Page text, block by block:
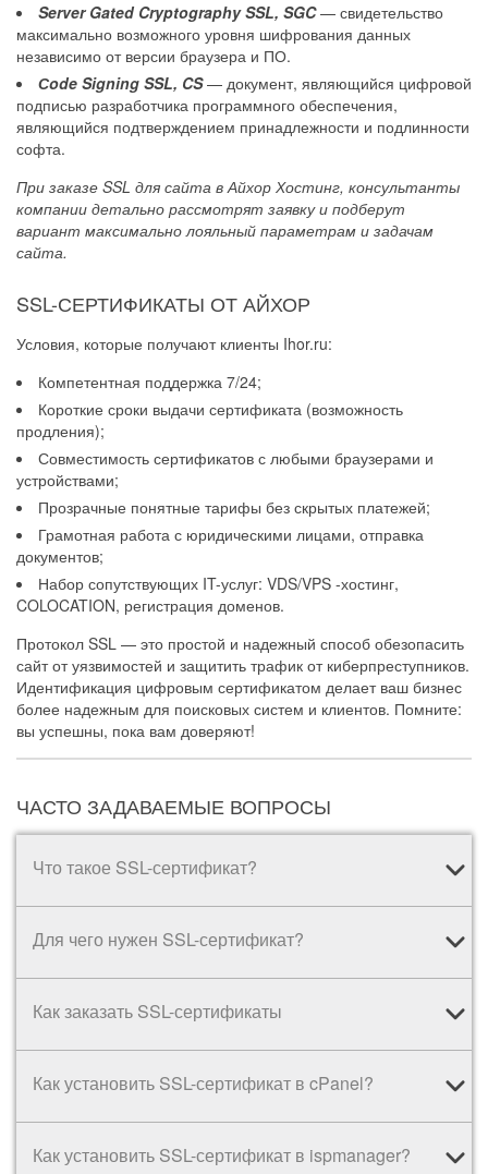
Server Gated Cryptography SSL, SGC— свидетельство
максимально возможного уровня шифрования данных
независимо от версии браузера и ПО.
Сode Signing SSL, CS— документ, являющийся цифровой
подписью разработчика программного обеспечения,
являющийся подтверждением принадлежности и подлинности
софта.
При заказе SSL для сайта в Айхор Хостинг, консультанты
компании детально рассмотрят заявку и подберут
вариант максимально лояльный параметрам и задачам
сайта.
SSL-СЕРТИФИКАТЫ ОТ АЙХОР
Условия, которые получают клиенты Ihor.ru:
Компетентная поддержка 7/24;
Короткие сроки выдачи сертификата (возможность
продления);
Совместимость сертификатов с любыми браузерами и
устройствами;
Прозрачные понятные тарифы без скрытых платежей;
Грамотная работа с юридическими лицами, отправка
документов;
Набор сопутствующих IT-услуг: VDS/VPS -хостинг,
COLOCATION, регистрация доменов.
Протокол SSL — это простой и надежный способ обезопасить
сайт от уязвимостей и защитить трафик от киберпреступников.
Идентификация цифровым сертификатом делает ваш бизнес
более надежным для поисковых систем и клиентов. Помните:
вы успешны, пока вам доверяют!
ЧАСТО ЗАДАВАЕМЫЕ ВОПРОСЫ
Что такое SSL-сертификат?
Для чего нужен SSL-сертификат?
Как заказать SSL-сертификаты
Как установить SSL-сертификат в cPanel?
Как установить SSL-сертификат в ispmanager?